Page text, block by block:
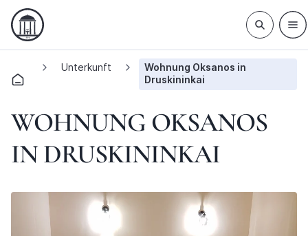
Unterkunft
Wohnung Oksanos in
Druskininkai
WOHNUNG OKSANOS
IN DRUSKININKAI